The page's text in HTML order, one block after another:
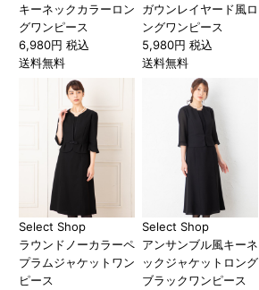
キーネックカラーロン
グワンピース
6,980円 税込
送料無料
ガウンレイヤード風ロ
ングワンピース
5,980円 税込
送料無料
Select Shop
ラウンドノーカラーペ
プラムジャケットワン
ピース
Select Shop
アンサンブル風キーネ
ックジャケットロング
ブラックワンピース